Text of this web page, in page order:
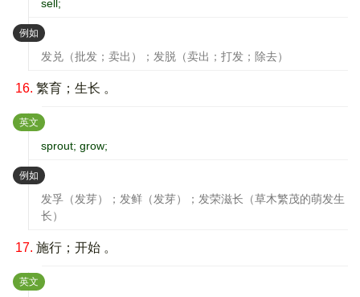
sell;
例如 ：
发兑（批发；卖出）；发脱（卖出；打发；除去）
16. 繁育；生长 。
英文 ：
sprout; grow;
例如 ：
发孚（发芽）；发鲜（发芽）；发荣滋长（草木繁茂的萌发生
长）
17. 施行；开始 。
英文 ：